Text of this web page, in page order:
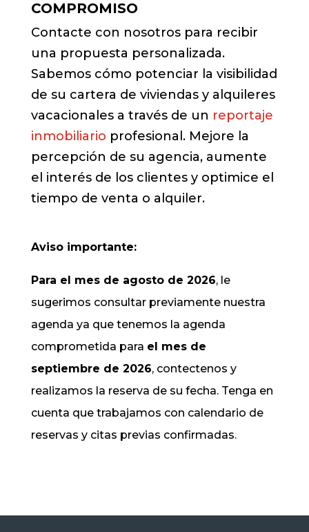
COMPROMISO
Contacte con nosotros para recibir
una propuesta personalizada.
Sabemos cómo potenciar la visibilidad
de su cartera de viviendas y alquileres
vacacionales a través de un reportaje
inmobiliario profesional. Mejore la
percepción de su agencia, aumente
el interés de los clientes y optimice el
tiempo de venta o alquiler.
Aviso importante:
Para el mes de agosto de 2026, le
sugerimos consultar previamente nuestra
agenda ya que tenemos la agenda
comprometida para el mes de
septiembre de 2026, contectenos y
realizamos la reserva de su fecha. Tenga en
cuenta que trabajamos con calendario de
reservas y citas previas confirmadas.